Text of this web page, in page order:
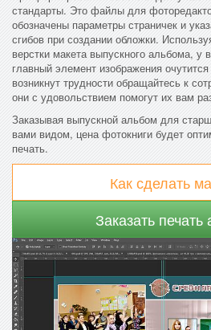
стандарты. Это файлы для
обозначены параметры страничек и
сгибов при создании обложки.
верстки макета выпускного альбома, у
главный элемент изображения
возникнут трудности обращайтесь к
они с удовольствием помогут их вам
Заказывая выпускной альбом для
вами видом, цена фотокниги будет
печать.
Как сделать
Заказать